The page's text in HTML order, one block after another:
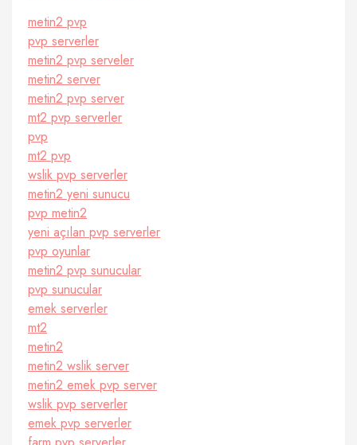
metin2 pvp
pvp serverler
metin2 pvp serveler
metin2 server
metin2 pvp server
mt2 pvp serverler
pvp
mt2 pvp
wslik pvp serverler
metin2 yeni sunucu
pvp metin2
yeni açılan pvp serverler
pvp oyunlar
metin2 pvp sunucular
pvp sunucular
emek serverler
mt2
metin2
metin2 wslik server
metin2 emek pvp server
wslik pvp serverler
emek pvp serverler